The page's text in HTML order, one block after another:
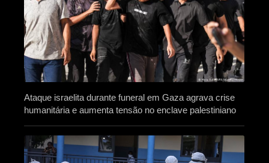
Ataque israelita durante funeral em Gaza agrava crise
humanitária e aumenta tensão no enclave palestiniano